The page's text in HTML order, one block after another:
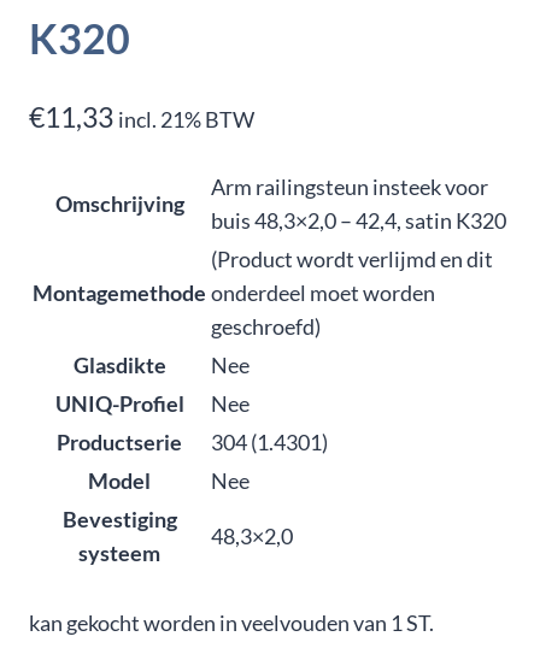
K320
€11,33 incl. 21% BTW
Omschrijving
Arm railingsteun insteek voor
buis 48,3×2,0 – 42,4, satin K320
Montagemethode
(Product wordt verlijmd en dit
onderdeel moet worden
geschroefd)
Glasdikte
Nee
UNIQ-Profiel
Nee
Productserie
304 (1.4301)
Model
Nee
Bevestiging
systeem
48,3×2,0
kan gekocht worden in veelvouden van 1 ST.